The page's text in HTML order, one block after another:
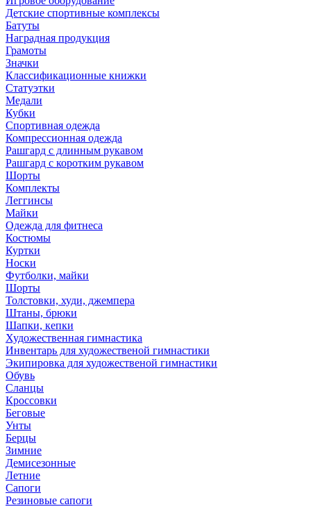
Детские спортивные комплексы
Батуты
Наградная продукция
Грамоты
Значки
Классификационные книжки
Статуэтки
Медали
Кубки
Спортивная одежда
Компрессионная одежда
Рашгард с длинным рукавом
Рашгард с коротким рукавом
Шорты
Комплекты
Леггинсы
Майки
Одежда для фитнеса
Костюмы
Куртки
Носки
Футболки, майки
Шорты
Толстовки, худи, джемпера
Штаны, брюки
Шапки, кепки
Художественная гимнастика
Инвентарь для художественой гимнастики
Экипировка для художественой гимнастики
Обувь
Сланцы
Кроссовки
Беговые
Унты
Берцы
Зимние
Демисезонные
Летние
Сапоги
Резиновые сапоги